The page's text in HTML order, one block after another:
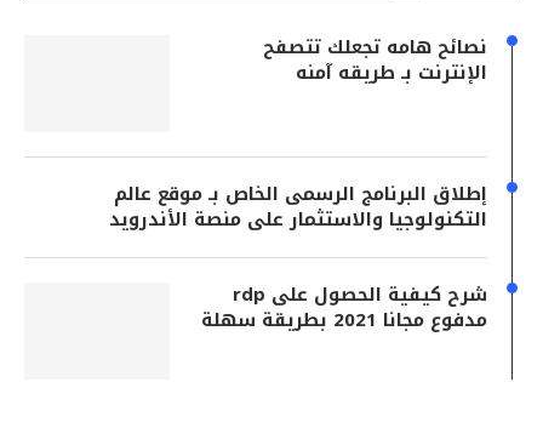
نصائح هامه تجعلك تتصفح
الإنترنت بـ طريقه آمنه
إطلاق البرنامج الرسمى الخاص بـ موقع عالم
التكنولوجيا والاستثمار على منصة الأندرويد
شرح كيفية الحصول على rdp
مدفوع مجانا 2021 بطريقة سهلة